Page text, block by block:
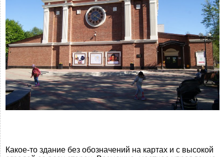
Какое-то здание без обозначений на картах и с высокой